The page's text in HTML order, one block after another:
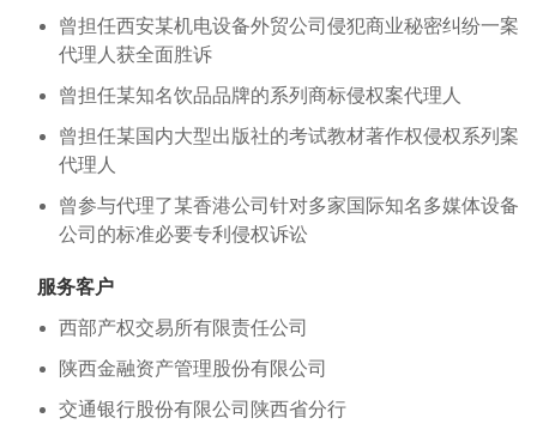
曾担任西安某机电设备外贸公司侵犯商业秘密纠纷一案
代理人获全面胜诉
曾担任某知名饮品品牌的系列商标侵权案代理人
曾担任某国内大型出版社的考试教材著作权侵权系列案
代理人
曾参与代理了某香港公司针对多家国际知名多媒体设备
公司的标准必要专利侵权诉讼
服务客户
西部产权交易所有限责任公司
陕西金融资产管理股份有限公司
交通银行股份有限公司陕西省分行